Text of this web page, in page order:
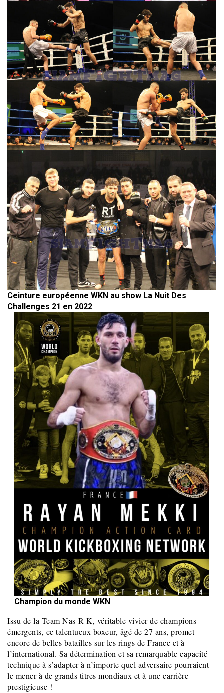
Ceinture européenne WKN au show La Nuit Des
Challenges 21 en 2022
Champion du monde WKN
Issu de la Team Nas-R-K, véritable vivier de champions
émergents, ce talentueux boxeur, âgé de 27 ans, promet
encore de belles batailles sur les rings de France et à
l’international. Sa détermination et sa remarquable capacité
technique à s’adapter à n’importe quel adversaire pourraient
le mener à de grands titres mondiaux et à une carrière
prestigieuse !